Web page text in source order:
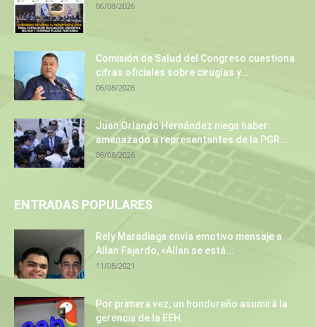
06/08/2026
Comisión de Salud del Congreso cuestiona
cifras oficiales sobre cirugías y...
06/08/2026
Juan Orlando Hernández niega haber
amenazado a representantes de la PGR...
06/08/2026
ENTRADAS POPULARES
Rely Maradiaga envía emotivo mensaje a
Allan Fajardo, «Allan se está...
11/08/2021
Por primera vez, un hondureño asumirá la
gerencia de la EEH